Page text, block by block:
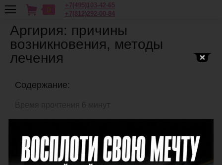
0
+7(495)103-42-65
+7(812)292-00-84
Аргирия: причины
возникновения, методы
лечения
Содержание:
Причины появления